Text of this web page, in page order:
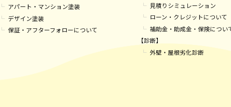
アパート・マンション塗装
デザイン塗装
保証・アフターフォローについて
見積りシミュレーション
ローン・クレジットについて
補助金・助成金・保険につい
【診断】
外壁・屋根劣化診断